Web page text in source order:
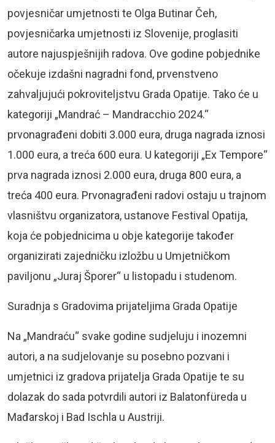
povjesničar umjetnosti te Olga Butinar Čeh,
povjesničarka umjetnosti iz Slovenije, proglasiti
autore najuspješnijih radova. Ove godine pobjednike
očekuje izdašni nagradni fond, prvenstveno
zahvaljujući pokroviteljstvu Grada Opatije. Tako će u
kategoriji „Mandrać – Mandracchio 2024.“
prvonagrađeni dobiti 3.000 eura, druga nagrada iznosi
1.000 eura, a treća 600 eura. U kategoriji „Ex Tempore“
prva nagrada iznosi 2.000 eura, druga 800 eura, a
treća 400 eura. Prvonagrađeni radovi ostaju u trajnom
vlasništvu organizatora, ustanove Festival Opatija,
koja će pobjednicima u obje kategorije također
organizirati zajedničku izložbu u Umjetničkom
paviljonu „Juraj Šporer“ u listopadu i studenom.
Suradnja s Gradovima prijateljima Grada Opatije
Na „Mandraću“ svake godine sudjeluju i inozemni
autori, a na sudjelovanje su posebno pozvani i
umjetnici iz gradova prijatelja Grada Opatije te su
dolazak do sada potvrdili autori iz Balatonfüreda u
Mađarskoj i Bad Ischla u Austriji.